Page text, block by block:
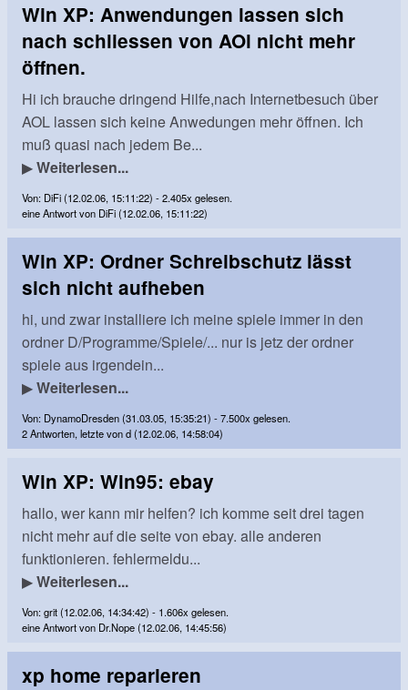
Win XP: Anwendungen lassen sich
nach schliessen von AOl nicht mehr
öffnen.
Hi ich brauche dringend Hilfe,nach Internetbesuch über
AOL lassen sich keine Anwedungen mehr öffnen. Ich
muß quasi nach jedem Be...
▶Weiterlesen...
Von: DiFi (12.02.06, 15:11:22) - 2.405x gelesen.
eine Antwort von DiFi (12.02.06, 15:11:22)
Win XP: Ordner Schreibschutz lässt
sich nicht aufheben
hi, und zwar installiere ich meine spiele immer in den
ordner D/Programme/Spiele/... nur is jetz der ordner
spiele aus irgendein...
▶Weiterlesen...
Von: DynamoDresden (31.03.05, 15:35:21) - 7.500x gelesen.
2 Antworten, letzte von d (12.02.06, 14:58:04)
Win XP: Win95: ebay
hallo, wer kann mir helfen? ich komme seit drei tagen
nicht mehr auf die seite von ebay. alle anderen
funktionieren. fehlermeldu...
▶Weiterlesen...
Von: grit (12.02.06, 14:34:42) - 1.606x gelesen.
eine Antwort von Dr.Nope (12.02.06, 14:45:56)
xp home reparieren